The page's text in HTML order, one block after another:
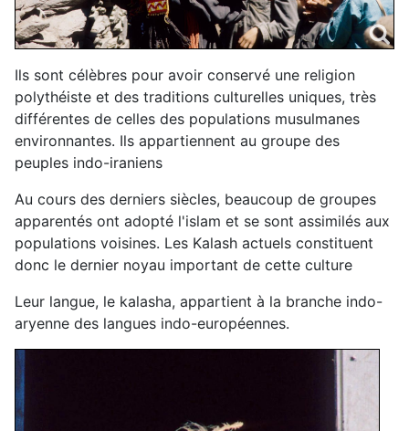
Ils sont célèbres pour avoir conservé une religion
polythéiste et des traditions culturelles uniques, très
différentes de celles des populations musulmanes
environnantes. Ils appartiennent au groupe des
peuples indo-iraniens
Au cours des derniers siècles, beaucoup de groupes
apparentés ont adopté l'islam et se sont assimilés aux
populations voisines. Les Kalash actuels constituent
donc le dernier noyau important de cette culture
Leur langue, le kalasha, appartient à la branche indo-
aryenne des langues indo-européennes.